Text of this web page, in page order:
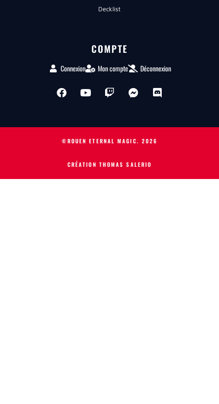
Decklist
COMPTE
Connexion Mon compte Déconnexion
©ROUEN ETERNAL MAGIC. 2026
CRÉATION THOMAS SALERIO